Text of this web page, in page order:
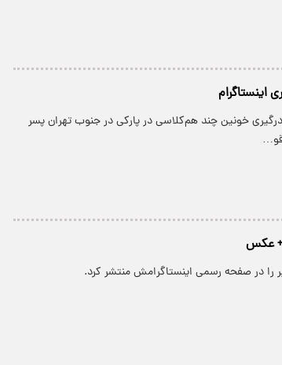
اینستاگرام
دی ۹۸ به‌دنبال درگیری خونین چند هم‌کلاسی در پارکی در جنوب تهران پسر
عکس
را در صفحه رسمی اینستاگرامش منتشر کرد.